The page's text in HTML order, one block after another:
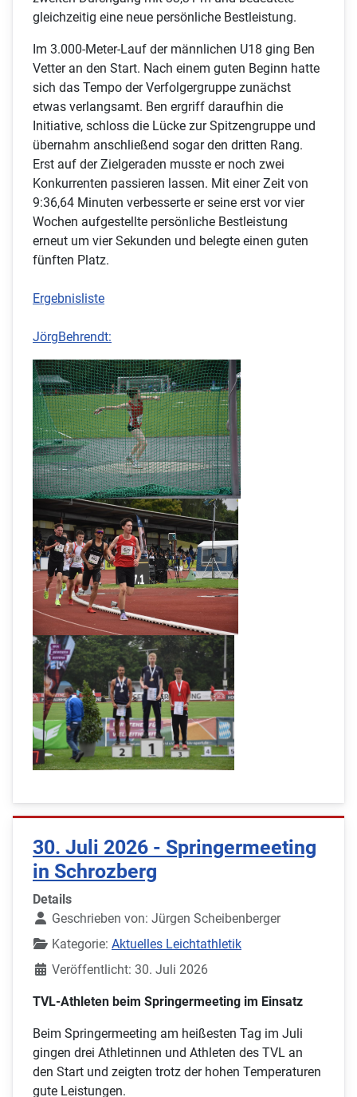
gleichzeitig eine neue persönliche Bestleistung.
Im 3.000-Meter-Lauf der männlichen U18 ging Ben
Vetter an den Start. Nach einem guten Beginn hatte
sich das Tempo der Verfolgergruppe zunächst
etwas verlangsamt. Ben ergriff daraufhin die
Initiative, schloss die Lücke zur Spitzengruppe und
übernahm anschließend sogar den dritten Rang.
Erst auf der Zielgeraden musste er noch zwei
Konkurrenten passieren lassen. Mit einer Zeit von
9:36,64 Minuten verbesserte er seine erst vor vier
Wochen aufgestellte persönliche Bestleistung
erneut um vier Sekunden und belegte einen guten
fünften Platz.
Ergebnisliste
JörgBehrendt:
30. Juli 2026 - Springermeeting
in Schrozberg
Details
Geschrieben von: Jürgen Scheibenberger
Kategorie: Aktuelles Leichtathletik
Veröffentlicht: 30. Juli 2026
TVL-Athleten beim Springermeeting im Einsatz
Beim Springermeeting am heißesten Tag im Juli
gingen drei Athletinnen und Athleten des TVL an
den Start und zeigten trotz der hohen Temperaturen
gute Leistungen.